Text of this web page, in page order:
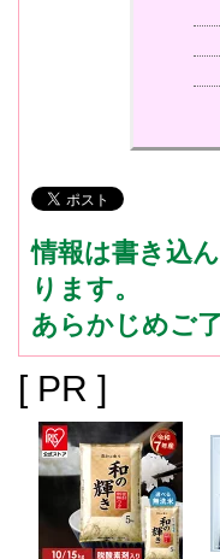
情報は書き込
ります。
あらかじめご
[ PR ]